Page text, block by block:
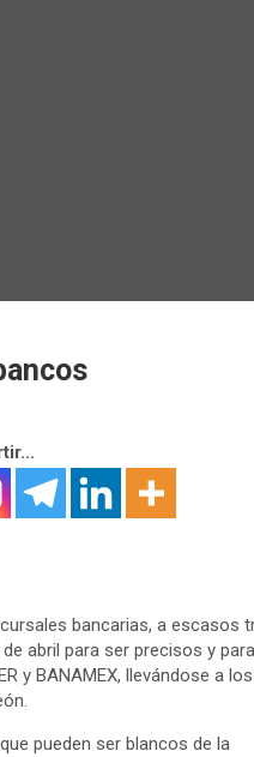
bancarias, a escasos
abril para ser precisos y
y BANAMEX, llevándose a los
pueden ser blancos de la